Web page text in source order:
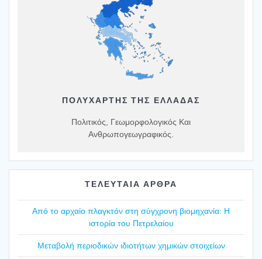
ΠΟΛΥΧΆΡΤΗΣ ΤΗΣ ΕΛΛΆΔΑΣ
Πολιτικός, Γεωμορφολογικός Και
Ανθρωπογεωγραφικός.
ΤΕΛΕΥΤΑΙΑ ΑΡΘΡΑ
Από το αρχαίο πλαγ­κτόν στη σύγ­χρο­νη βιο­μη­χα­νία: Η
ιστο­ρία του Πετρε­λαί­ου
Mετα­βο­λή περιο­δι­κών ιδιο­τή­των χημι­κών στοι­χεί­ων